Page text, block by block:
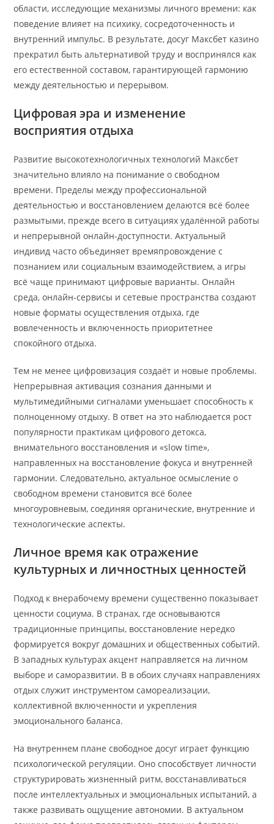
области, исследующие механизмы личного времени: как
поведение влияет на психику, сосредоточенность и
внутренний импульс. В результате, досуг Максбет казино
прекратил быть альтернативой труду и воспринялся как
его естественной составом, гарантирующей гармонию
между деятельностью и перерывом.
Цифровая эра и изменение
восприятия отдыха
Развитие высокотехнологичных технологий Максбет
значительно влияло на понимание о свободном
времени. Пределы между профессиональной
деятельностью и восстановлением делаются всё более
размытыми, прежде всего в ситуациях удалённой работы
и непрерывной онлайн-доступности. Актуальный
индивид часто объединяет времяпровождение с
познанием или социальным взаимодействием, а игры
всё чаще принимают цифровые варианты. Онлайн
среда, онлайн-сервисы и сетевые пространства создают
новые форматы осуществления отдыха, где
вовлеченность и включенность приоритетнее
спокойного отдыха.
Тем не менее цифровизация создаёт и новые проблемы.
Непрерывная активация сознания данными и
мультимедийными сигналами уменьшает способность к
полноценному отдыху. В ответ на это наблюдается рост
популярности практикам цифрового детокса,
внимательного восстановления и «slow time»,
направленных на восстановление фокуса и внутренней
гармонии. Следовательно, актуальное осмысление о
свободном времени становится всё более
многоуровневым, соединяя органические, внутренние и
технологические аспекты.
Личное время как отражение
культурных и личностных ценностей
Подход к внерабочему времени существенно показывает
ценности социума. В странах, где основываются
традиционные принципы, восстановление нередко
формируется вокруг домашних и общественных событий.
В западных культурах акцент направляется на личном
выборе и саморазвитии. В в обоих случаях направлениях
отдых служит инструментом самореализации,
коллективной включенности и укрепления
эмоционального баланса.
На внутреннем плане свободное досуг играет функцию
психологической регуляции. Оно способствует личности
структурировать жизненный ритм, восстанавливаться
после интеллектуальных и эмоциональных испытаний, а
также развивать ощущение автономии. В актуальном